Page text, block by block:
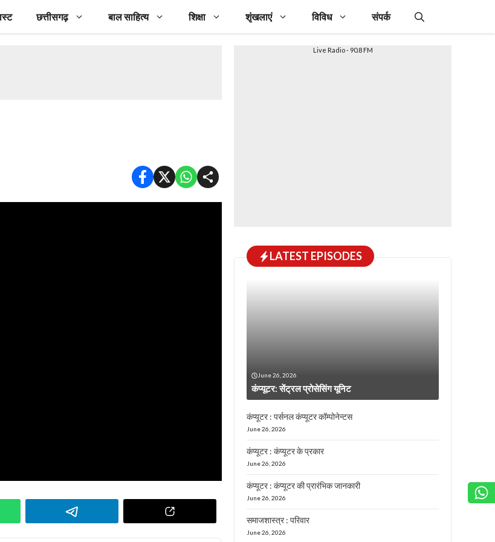
छत्तीसगढ़ बाल साहित्य शिक्षा शृंखलाएं विविध संपर्क
Live Radio - 90.8 FM
LATEST EPISODES
June 26, 2026
कंप्यूटर: सेंट्रल प्रोसेसिंग यूनिट
कंप्यूटर : पर्सनल कंप्यूटर कॉम्पोनेन्टस
June 26, 2026
कंप्यूटर : कंप्यूटर के प्रकार
June 26, 2026
कंप्यूटर : कंप्यूटर की प्रारंभिक जानकारी
June 26, 2026
समाजशास्त्र : परिवार
June 26, 2026